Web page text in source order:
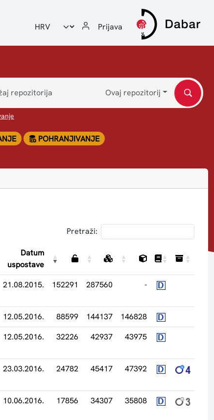
Odabir jezika Prijava
Ovaj repozitorij
POHRANJIVANJE
Pretraži:
Datum
uspostave
21.08.2015. 152291 287560 -
12.05.2016. 88599 144137
146828
12.05.2016. 32226 42937 43975
23.03.2016. 24782 45417 47392
10.06.2016. 17856 34307 35808